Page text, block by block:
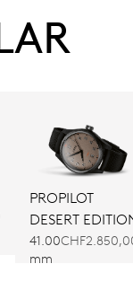
PROPILOT
DESERT
41.00
mm